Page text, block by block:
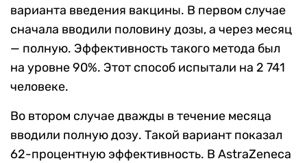
варианта введения вакцины. В первом случае
сначала вводили половину дозы, а через месяц
— полную. Эффективность такого метода был
на уровне 90%. Этот способ испытали на 2 741
человеке.
Во втором случае дважды в течение месяца
вводили полную дозу. Такой вариант показал
62-процентную эффективность. В AstraZeneca